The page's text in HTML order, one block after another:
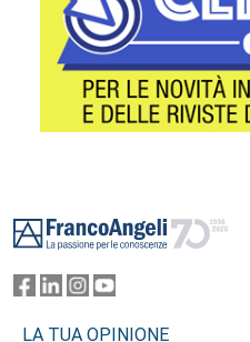
LA TUA OPINIONE